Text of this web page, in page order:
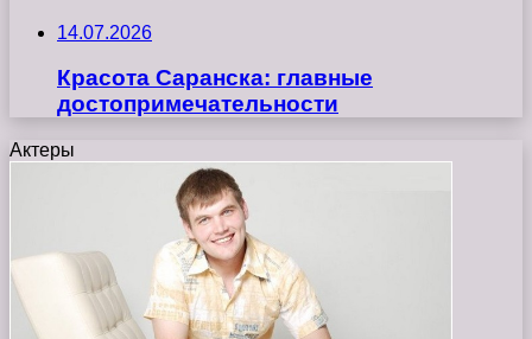
14.07.2026
Красота Саранска: главные
достопримечательности
Актеры